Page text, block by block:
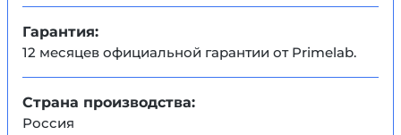
Гарантия:
12 месяцев официальной гарантии от Primelab.
Страна производства:
Россия